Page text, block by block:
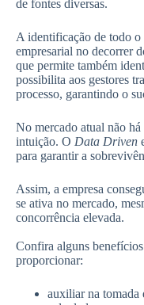
de fontes diversas.
A identificação de todo
empresarial no decorrer
que permite também
possibilita aos gestores
processo, garantindo o
No mercado atual não há
intuição. O Data Driven
para garantir a
Assim, a empresa
se ativa no mercado,
concorrência elevada.
Confira alguns
proporcionar:
auxiliar na tomada